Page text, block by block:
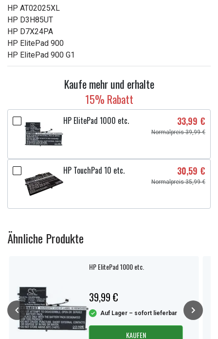
HP AT02025XL
HP D3H85UT
HP D7X24PA
HP ElitePad 900
HP ElitePad 900 G1
Kaufe mehr und erhalte
15% Rabatt
HP ElitePad 1000 etc. 33,99 €
Normalpreis 39,99 €
HP TouchPad 10 etc. 30,59 €
Normalpreis 35,99 €
Ähnliche Produkte
HP ElitePad 1000 etc.
39,99 €
Auf Lager – sofort lieferbar
KAUFEN